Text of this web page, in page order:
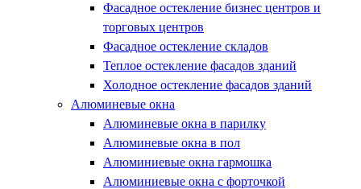
Фасадное остекление бизнес центров и
торговых центров
Фасадное остекление складов
Теплое остекление фасадов зданий
Холодное остекление фасадов зданий
Алюминевые окна
Алюминевые окна в парилку
Алюминевые окна в пол
Алюминиевые окна гармошка
Алюминиевые окна с форточкой